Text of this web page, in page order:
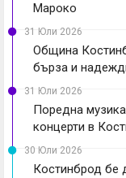
Мароко
31 Юли 2026
Община
бърза и
31 Юли 2026
Поредна
концерти в
30 Юли 2026
Костинброд бе